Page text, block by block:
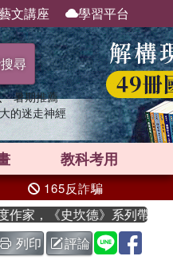
文講座 學習平台
尋
暑期推薦
的迷走神經
教科考用
165反詐騙
坎德》系列帶你踏上熱血奇
列印 評論